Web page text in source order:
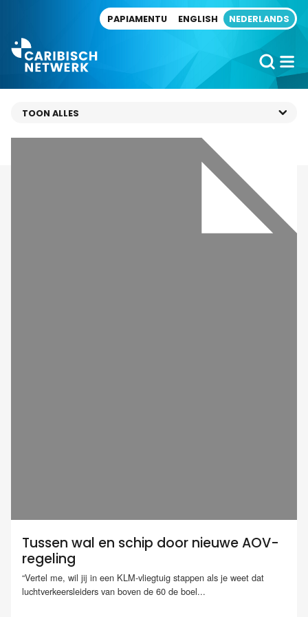
PAPIAMENTU ENGLISH NEDERLANDS
Tussen wal en schip door nieuwe AOV-
regeling
“Vertel me, wil jij in een KLM-vliegtuig stappen als je weet dat
luchtverkeersleiders van boven de 60 de boel...